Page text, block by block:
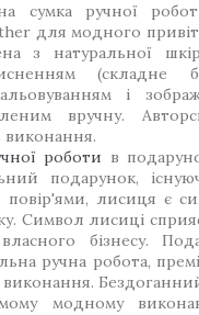
сумка ручної
для модного
з натуральної
(складне
і
вручну.
виконання.
роботи в
подарунок,
повір'ями, лисиця є
Символ лисиці
бізнесу.
ручна робота,
виконання.
модному